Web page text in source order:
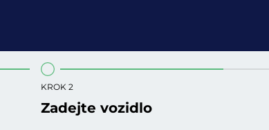
KROK 2
Zadejte vozidlo